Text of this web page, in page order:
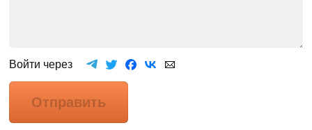
Войти через
Отправить